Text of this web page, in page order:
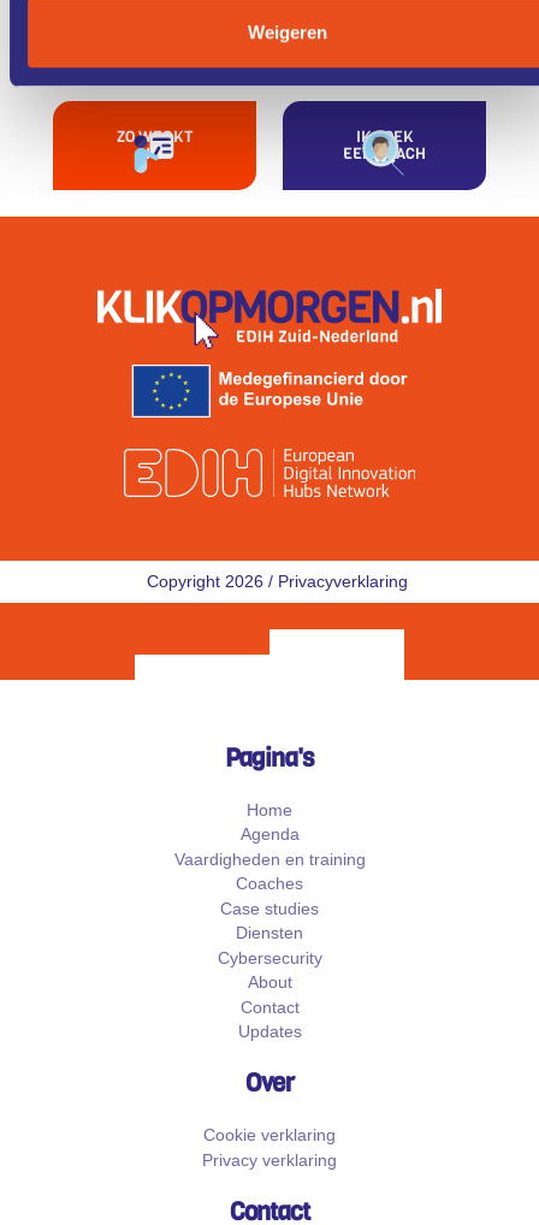
Weigeren
ZO WERKT
HET
IK ZOEK
EEN COACH
Copyright 2026 / Privacyverklaring
Pagina's
Home
Agenda
Vaardigheden en training
Coaches
Case studies
Diensten
Cybersecurity
About
Contact
Updates
Over
Cookie verklaring
Privacy verklaring
Contact